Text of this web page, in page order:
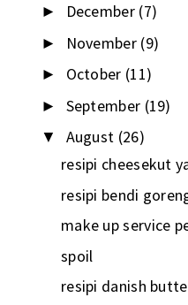
► December (7)
► November (9)
► October (11)
► September (19)
▼ August (26)
resipi cheesekut
resipi bendi
make up service
spoil
resipi danish